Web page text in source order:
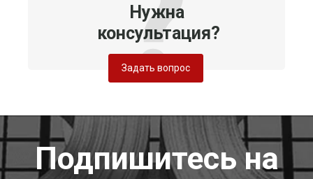
Нужна
консультация?
Задать вопрос
Подпишитесь на